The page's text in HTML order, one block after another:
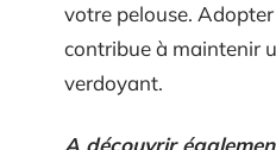
votre pelouse.
contribue à maintenir
verdoyant.
A découvrir